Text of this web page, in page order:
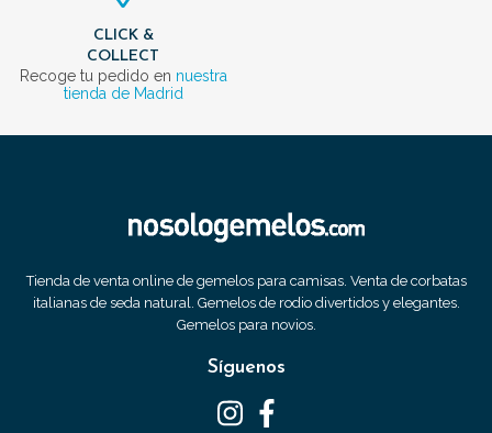
CLICK &
COLLECT
Recoge tu pedido en nuestra
tienda de Madrid
Tienda de venta online de gemelos para camisas. Venta de corbatas
italianas de seda natural. Gemelos de rodio divertidos y elegantes.
Gemelos para novios.
Síguenos